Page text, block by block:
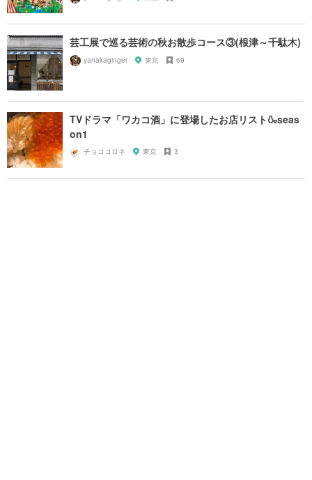
芸工展で巡る芸術の秋お散歩コース③(根津～千駄木)
yanakaginger 東京 69
TVドラマ「ワカコ酒」に登場したお店リスト🍶seas
on1
チョココロネ 東京 3